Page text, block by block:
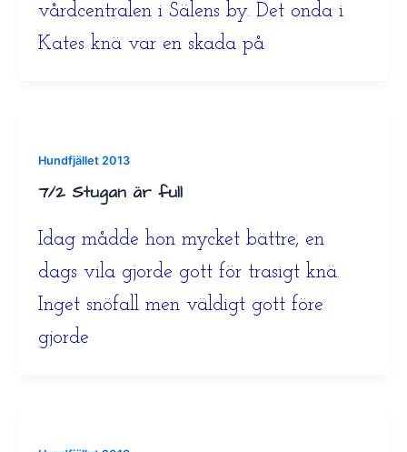
vårdcentralen i Sälens by. Det onda i
Kates knä var en skada på
Hundfjället 2013
7/2 Stugan är full
Idag mådde hon mycket bättre, en
dags vila gjorde gott för trasigt knä.
Inget snöfall men väldigt gott före
gjorde